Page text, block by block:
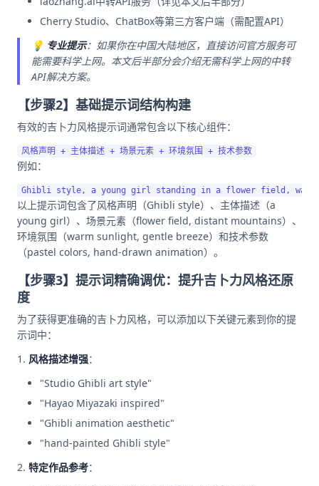
Cherry Studio、ChatBox等第三方客户端（需配置API）
💡 专业提示：如果你在中国大陆地区，直接访问官方服务可
能需要科学上网。本文后半部分会介绍无需科学上网的中转
API解决方案。
【步骤2】基础提示词结构构建
有效的吉卜力风格提示词通常包含以下核心组件：
例如：
以上提示词包含了风格声明（Ghibli style）、主体描述（a
young girl）、场景元素（flower field, distant mountains）、
环境氛围（warm sunlight, gentle breeze）和技术参数
（pastel colors, hand-drawn animation）。
【步骤3】提示词精确调优：提升吉卜力风格还原
度
为了获得更准确的吉卜力风格，可以添加以下关键元素到你的提
示词中：
风格描述增强：
"Studio Ghibli art style"
"Hayao Miyazaki inspired"
"Ghibli animation aesthetic"
"hand-painted Ghibli style"
特定作品参考：